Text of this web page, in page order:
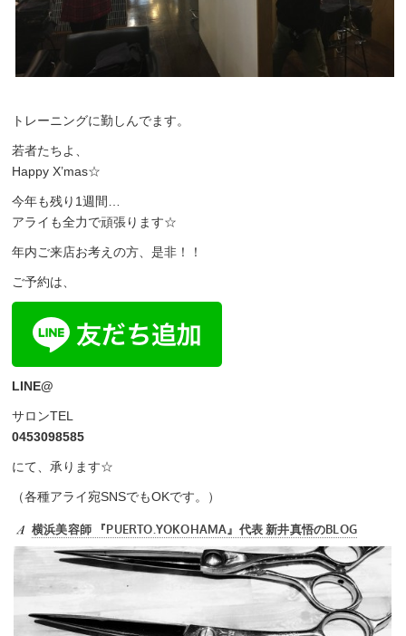
トレーニングに勤しんでます。
若者たちよ、
Happy X’mas☆
今年も残り1週間…
アライも全力で頑張ります☆
年内ご来店お考えの方、是非！！
ご予約は、
LINE@
サロンTEL
0453098585
にて、承ります☆
（各種アライ宛SNSでもOKです。）